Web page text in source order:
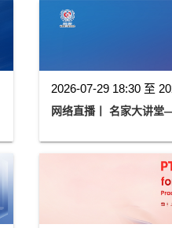
2026-07-29 18:30 至
网络直播丨 名家大讲